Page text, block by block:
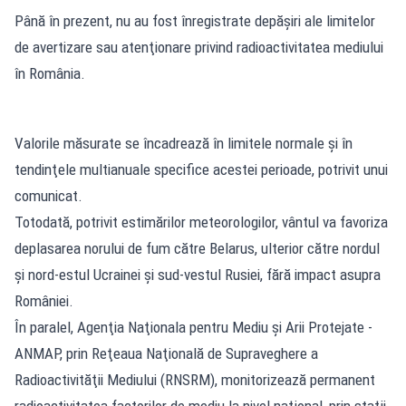
Până în prezent, nu au fost înregistrate depăşiri ale limitelor
de avertizare sau atenţionare privind radioactivitatea mediului
în România.
Valorile măsurate se încadrează în limitele normale şi în
tendinţele multianuale specifice acestei perioade, potrivit unui
comunicat.
Totodată, potrivit estimărilor meteorologilor, vântul va favoriza
deplasarea norului de fum către Belarus, ulterior către nordul
şi nord-estul Ucrainei şi sud-vestul Rusiei, fără impact asupra
României.
În paralel, Agenţia Naţionala pentru Mediu şi Arii Protejate -
ANMAP, prin Reţeaua Naţională de Supraveghere a
Radioactivităţii Mediului (RNSRM), monitorizează permanent